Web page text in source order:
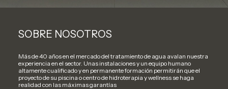
SOBRE NOSOTROS
Más de 40 años en el mercado del tratamiento de agua avalan nuestra
experiencia en el sector. Unas instalaciones y un equipo humano
altamente cualificado y en permanente formación permitirán que el
proyecto de su piscina o centro de hidroterapia y wellness se haga
realidad con las máximas garantías